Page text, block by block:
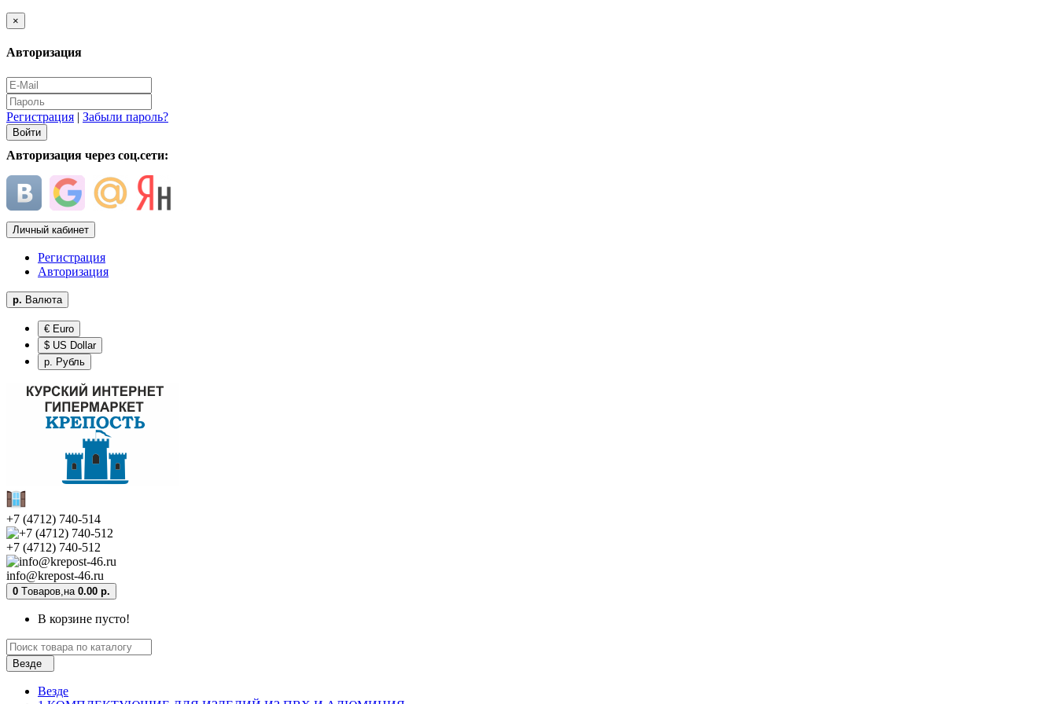
×
Авторизация
Регистрация | Забыли пароль?
Авторизация через соц.сети:
Личный кабинет
Регистрация
Авторизация
р. Валюта
€ Euro
$ US Dollar
р. Рубль
+7 (4712) 740-514
+7 (4712) 740-512
info@krepost-46.ru
0 Tоваров, на 0.00 р.
В корзине пусто!
Везде
Везде